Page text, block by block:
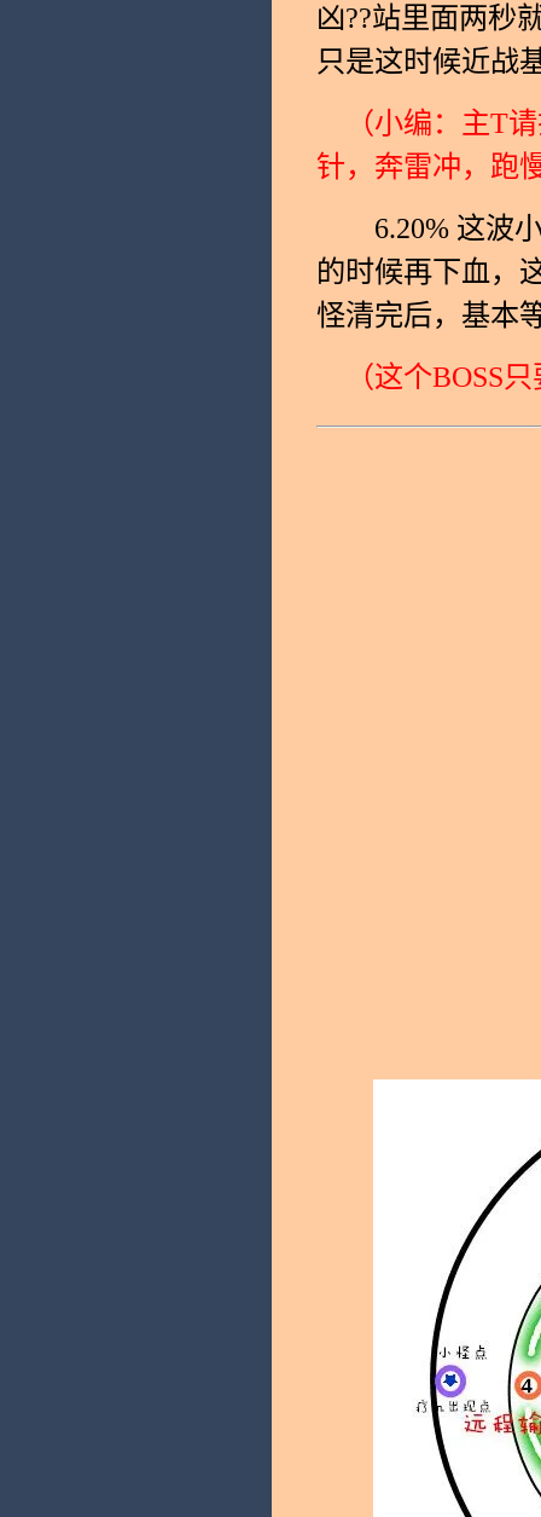
凶??站里面两秒
只是这时候近战
（小编：主T请
针，奔雷冲，跑
6.20% 这波小
的时候再下血，
怪清完后，基本
（这个BOSS只